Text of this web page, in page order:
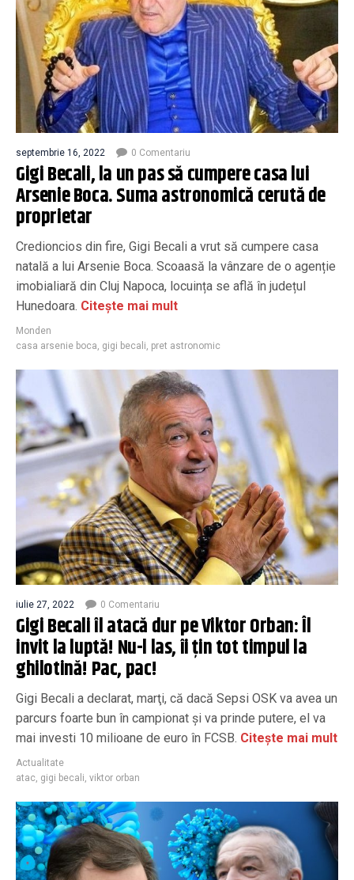
septembrie 16, 2022 0 Comentariu
Gigi Becali, la un pas să cumpere casa lui
Arsenie Boca. Suma astronomică cerută de
proprietar
Credioncios din fire, Gigi Becali a vrut să cumpere casa
natală a lui Arsenie Boca. Scoaasă la vânzare de o agenție
imobialiară din Cluj Napoca, locuința se află în județul
Hunedoara. Citește mai mult
Monden
casa arsenie boca, gigi becali, pret astronomic
iulie 27, 2022 0 Comentariu
Gigi Becali îl atacă dur pe Viktor Orban: Îl
invit la luptă! Nu-l las, îi țin tot timpul la
ghilotină! Pac, pac!
Gigi Becali a declarat, marţi, că dacă Sepsi OSK va avea un
parcurs foarte bun în campionat şi va prinde putere, el va
mai investi 10 milioane de euro în FCSB. Citește mai mult
Actualitate
atac, gigi becali, viktor orban